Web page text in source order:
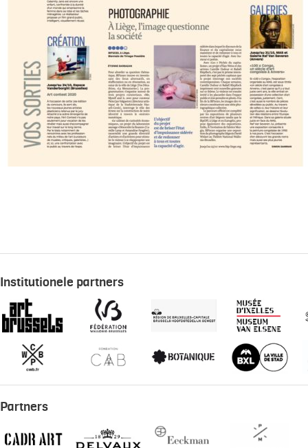
Institutionele partners
Partners